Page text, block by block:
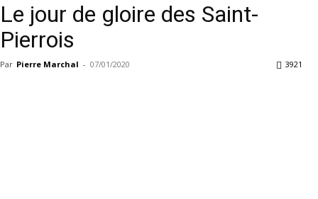
Le jour de gloire des Saint-
Pierrois
Par Pierre Marchal - 07/01/2020 3921